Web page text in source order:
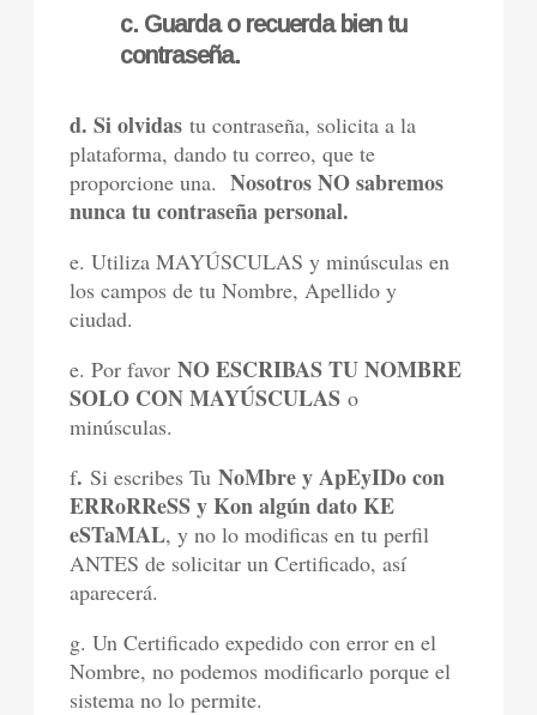
c. Guarda o recuerda bien tu
contraseña.
d. Si olvidastu contraseña, solicita a la
plataforma, dando tu correo, que te
proporcione una.Nosotros NO sabremos
nunca tu contraseña personal.
e. Utiliza MAYÚSCULAS y minúsculas en
los campos de tu Nombre, Apellido y
ciudad.
e. Por favorNO ESCRIBAS TU NOMBRE
SOLO CON MAYÚSCULAS o
minúsculas.
f. Si escribes TuNoMbre y ApEyIDo con
ERRoRReSS y Kon algún dato KE
eSTaMAL, y no lo modificas en tu perfil
ANTES de solicitar un Certificado, así
aparecerá.
g. Un Certificado expedido con error en el
Nombre, no podemos modificarlo porque el
sistema no lo permite.